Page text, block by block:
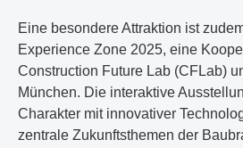
Eine besondere Attraktion ist
Experience Zone 2025, eine
Construction Future Lab (CFLab)
München. Die interaktive
Charakter mit innovativer
zentrale Zukunftsthemen der